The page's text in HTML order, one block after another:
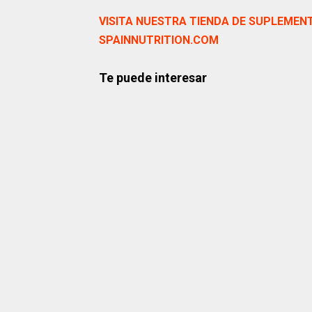
VISITA NUESTRA TIENDA DE
SPAINNUTRITION.COM
Te puede interesar